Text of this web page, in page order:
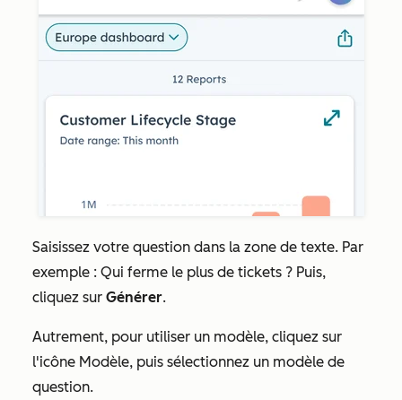
Saisissez votre question dans la zone de texte. Par
exemple : Qui ferme le plus de tickets ? Puis,
cliquez sur Générer.
Autrement, pour utiliser un modèle, cliquez sur
l'icône Modèle, puis sélectionnez un modèle de
question.